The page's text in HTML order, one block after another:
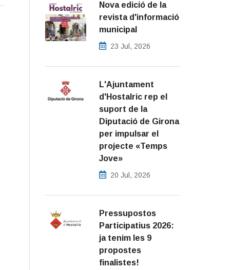
Nova edició de la
revista d'informació
municipal
23 Jul, 2026
L'Ajuntament
d'Hostalric rep el
suport de la
Diputació de Girona
per impulsar el
projecte «Temps
Jove»
20 Jul, 2026
Pressupostos
Participatius 2026:
ja tenim les 9
propostes
finalistes!